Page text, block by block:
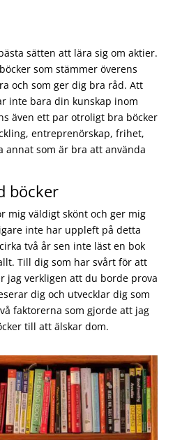
sätten att lära sig om aktier.
som stämmer överens
och som ger dig bra råd. Att
inte bara din kunskap inom
även ett par otroligt bra böcker
entreprenörskap, frihet,
annat som är bra att använda
böcker
mig väldigt skönt och ger mig
inte har uppleft på detta
två år sen inte läst en bok
Till dig som har svårt för att
jag verkligen att du borde prova
dig och utvecklar dig som
faktorerna som gjorde att jag
till att älskar dom.